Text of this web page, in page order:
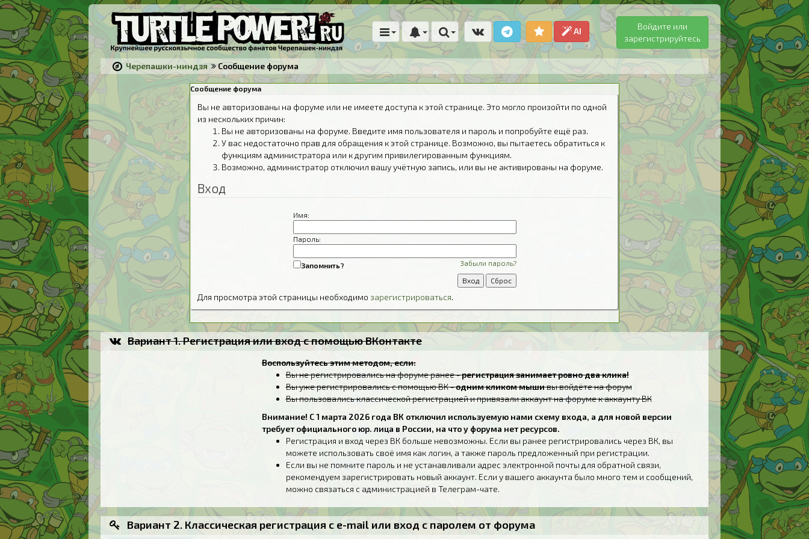
AI
Войдите или
зарегистрируйтесь
Черепашки-ниндзя Сообщение форума
Сообщение форума
Вы не авторизованы на форуме или не имеете доступа к этой странице. Это могло произойти по одной
из нескольких причин:
Вы не авторизованы на форуме. Введите имя пользователя и пароль и попробуйте ещё раз.
У вас недостаточно прав для обращения к этой странице. Возможно, вы пытаетесь обратиться к
функциям администратора или к другим привилегированным функциям.
Возможно, администратор отключил вашу учётную запись, или вы не активированы на форуме.
Вход
Имя:
Пароль:
Забыли пароль?
Запомнить?
Для просмотра этой страницы необходимо зарегистрироваться.
Вариант 1. Регистрация или вход с помощью ВКонтакте
Воспользуйтесь этим методом, если:
Вы не регистрировались на форуме ранее -регистрация занимает ровно два клика!
Вы уже регистрировались с помощью ВК -одним кликом мышивы войдёте на форум
Вы пользовались классической регистрацией и привязали аккаунт на форуме к аккаунту ВК
Внимание! С 1 марта 2026 года ВК отключил используемую нами схему входа, а для новой версии
требует официального юр. лица в России, на что у форума нет ресурсов.
Регистрация и вход через ВК больше невозможны. Если вы ранее регистрировались через ВК, вы
можете использовать своё имя как логин, а также пароль предложенный при регистрации.
Если вы не помните пароль и не устанавливали адрес электронной почты для обратной связи,
рекомендуем зарегистрировать новый аккаунт. Если у вашего аккаунта было много тем и сообщений,
можно связаться с администрацией в Телеграм-чате.
Вариант 2. Классическая регистрация с e-mail или вход с паролем от форума